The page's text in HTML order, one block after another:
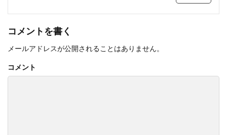
コメントを書く
メールアドレスが公開されることはありません。
コメント